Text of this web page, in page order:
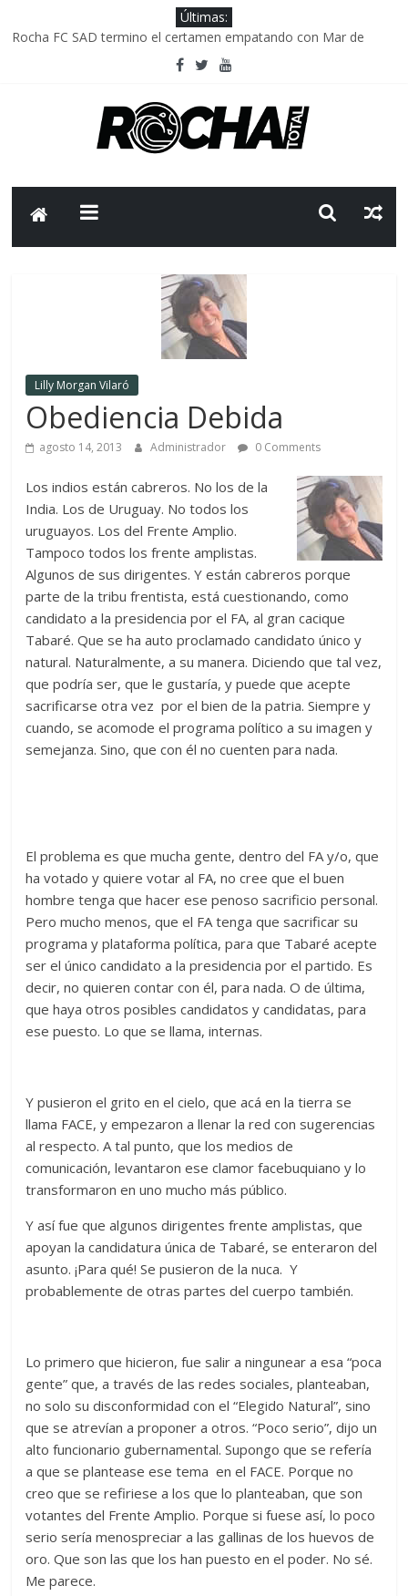
Últimas:
Rocha FC SAD termino el certamen empatando con Mar de
Delegación parlamentaria uruguaya llega a Israel; el Frente
Caso Charles Carrera: la causa que sobrevivió al paso del tiempo
Criminalidad en Uruguay: menos delitos,los homicidios son lo
Lilly Morgan Vilaró
Obediencia Debida
agosto 14, 2013 Administrador 0 Comments
Los indios están cabreros. No los de la
India. Los de Uruguay. No todos los
uruguayos. Los del Frente Amplio.
Tampoco todos los frente amplistas.
Algunos de sus dirigentes. Y están cabreros porque
parte de la tribu frentista, está cuestionando, como
candidato a la presidencia por el FA, al gran cacique
Tabaré. Que se ha auto proclamado candidato único y
natural. Naturalmente, a su manera. Diciendo que tal vez,
que podría ser, que le gustaría, y puede que acepte
sacrificarse otra vez por el bien de la patria. Siempre y
cuando, se acomode el programa político a su imagen y
semejanza. Sino, que con él no cuenten para nada.
El problema es que mucha gente, dentro del FA y/o, que
ha votado y quiere votar al FA, no cree que el buen
hombre tenga que hacer ese penoso sacrificio personal.
Pero mucho menos, que el FA tenga que sacrificar su
programa y plataforma política, para que Tabaré acepte
ser el único candidato a la presidencia por el partido. Es
decir, no quieren contar con él, para nada. O de última,
que haya otros posibles candidatos y candidatas, para
ese puesto. Lo que se llama, internas.
Y pusieron el grito en el cielo, que acá en la tierra se
llama FACE, y empezaron a llenar la red con sugerencias
al respecto. A tal punto, que los medios de
comunicación, levantaron ese clamor facebuquiano y lo
transformaron en uno mucho más público.
Y así fue que algunos dirigentes frente amplistas, que
apoyan la candidatura única de Tabaré, se enteraron del
asunto. ¡Para qué! Se pusieron de la nuca. Y
probablemente de otras partes del cuerpo también.
Lo primero que hicieron, fue salir a ningunear a esa “poca
gente” que, a través de las redes sociales, planteaban,
no solo su disconformidad con el “Elegido Natural”, sino
que se atrevían a proponer a otros. “Poco serio”, dijo un
alto funcionario gubernamental. Supongo que se refería
a que se plantease ese tema en el FACE. Porque no
creo que se refiriese a los que lo planteaban, que son
votantes del Frente Amplio. Porque si fuese así, lo poco
serio sería menospreciar a las gallinas de los huevos de
oro. Que son las que los han puesto en el poder. No sé.
Me parece.